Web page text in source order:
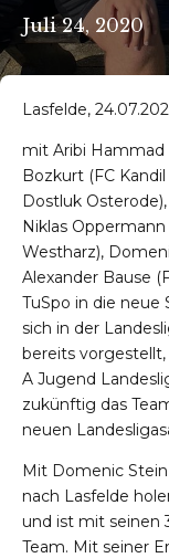
Juli 24, 2020
Lasfelde,
mit Aribi Hammad
Bozkurt (FC
Dostluk Osterode),
Niklas
Westharz),
Alexander Bause
TuSpo in die neue
sich in der
bereits
A Jugend
zukünftig das
neuen
Mit Domenic
nach Lasfelde
und ist mit seinen
Team. Mit seiner